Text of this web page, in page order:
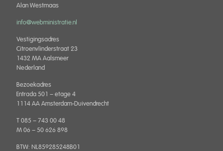
Alan Westmaas
info@webministratie.nl
Vestigingsadres
Citroenvlinderstraat 23
1432 MA Aalsmeer
Nederland
Bezoekadres
Entrada 501 – etage 4
1114 AA Amsterdam-Duivendrecht
T 085 – 743 00 48
M 06 – 50 626 898
BTW: NL859285248B01